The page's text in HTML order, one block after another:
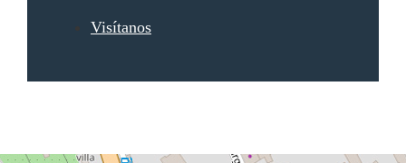
Visítanos